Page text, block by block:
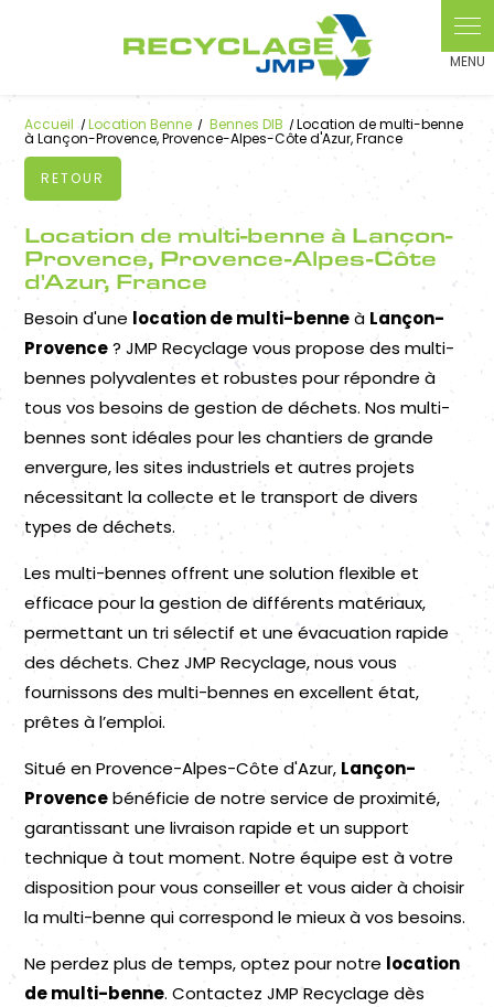
Accueil Location Benne Bennes DIB Location de multi-benne
à Lançon-Provence, Provence-Alpes-Côte d'Azur, France
RETOUR
Location de multi-benne à Lançon-
Provence, Provence-Alpes-Côte
d'Azur, France
Besoin d'une location de multi-benneà Lançon-
Provence? JMP Recyclage vous propose des multi-
bennes polyvalentes et robustes pour répondre à
tous vos besoins de gestion de déchets. Nos multi-
bennes sont idéales pour les chantiers de grande
envergure, les sites industriels et autres projets
nécessitant la collecte et le transport de divers
types de déchets.
Les multi-bennes offrent une solution flexible et
efficace pour la gestion de différents matériaux,
permettant un tri sélectif et une évacuation rapide
des déchets. Chez JMP Recyclage, nous vous
fournissons des multi-bennes en excellent état,
prêtes à l’emploi.
Situé en Provence-Alpes-Côte d'Azur, Lançon-
Provencebénéficie de notre service de proximité,
garantissant une livraison rapide et un support
technique à tout moment. Notre équipe est à votre
disposition pour vous conseiller et vous aider à choisir
la multi-benne qui correspond le mieux à vos besoins.
Ne perdez plus de temps, optez pour notre location
de multi-benne. Contactez JMP Recyclage dès